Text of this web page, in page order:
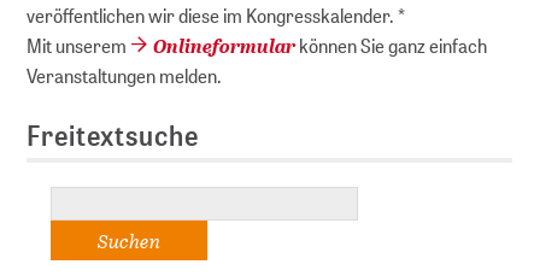
veröffentlichen wir diese im Kongresskalender. *
Mit unserem
Onlineformularkönnen Sie ganz einfach
Veranstaltungen melden.
Freitextsuche